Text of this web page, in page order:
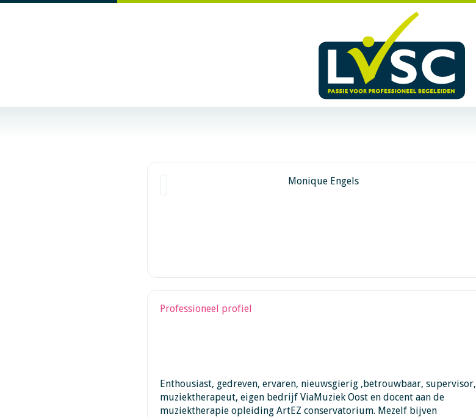
Monique Engels
Professioneel profiel
Enthousiast, gedreven, ervaren, nieuwsgierig ,betrouwbaar, supervisor,
muziektherapeut, eigen bedrijf ViaMuziek Oost en docent aan de
muziektherapie opleiding ArtEZ conservatorium. Mezelf bijven